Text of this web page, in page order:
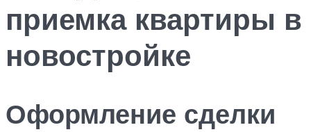
приемка квартиры в
новостройке
Оформление сделки